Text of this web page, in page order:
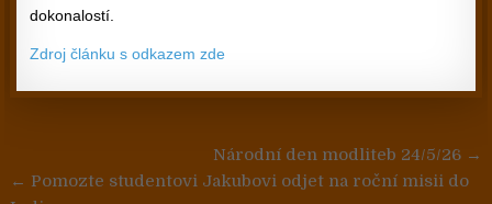
dokonalostí.
Zdroj článku s odkazem zde
Navigace pro příspěvekNárodní den modliteb 24/5/26 →
← Pomozte studentovi Jakubovi odjet na roční misii do